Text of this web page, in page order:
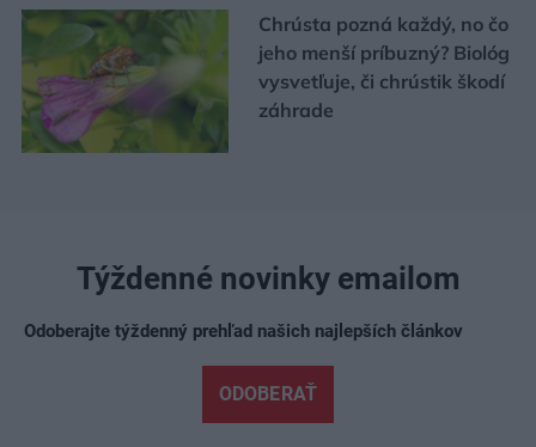
Chrústa pozná každý, no čo
jeho menší príbuzný? Biológ
vysvetľuje, či chrústik škodí
záhrade
Týždenné novinky emailom
Odoberajte týždenný prehľad našich najlepších článkov
ODOBERAŤ